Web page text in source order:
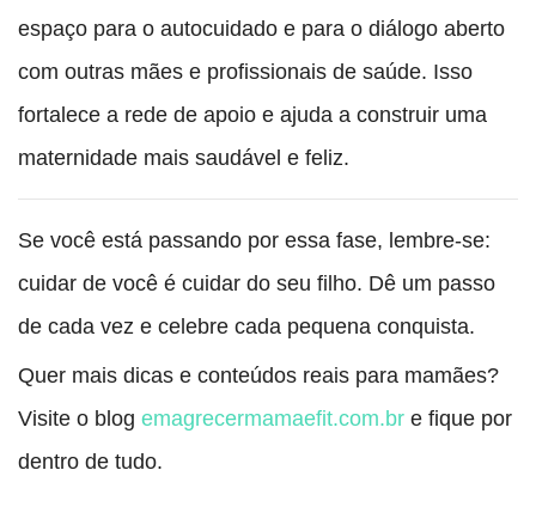
espaço para o autocuidado e para o diálogo aberto
com outras mães e profissionais de saúde. Isso
fortalece a rede de apoio e ajuda a construir uma
maternidade mais saudável e feliz.
Se você está passando por essa fase, lembre-se:
cuidar de você é cuidar do seu filho. Dê um passo
de cada vez e celebre cada pequena conquista.
Quer mais dicas e conteúdos reais para mamães?
Visite o blog emagrecermamaefit.com.br e fique por
dentro de tudo.